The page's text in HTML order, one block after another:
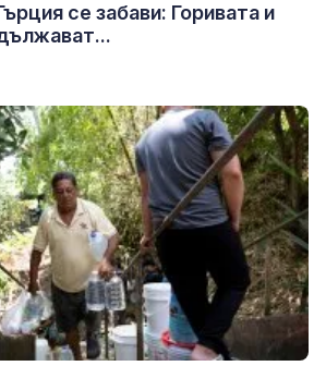
се забави: Горивата и